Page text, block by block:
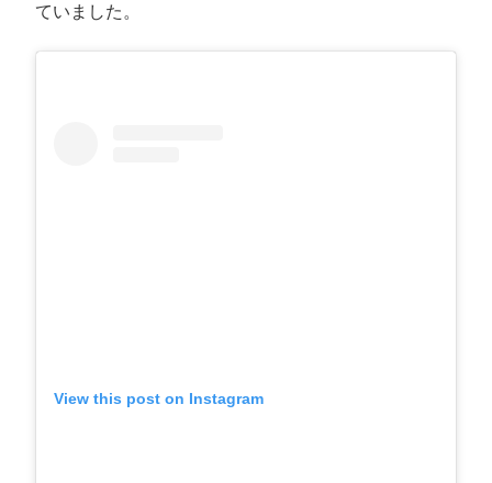
ていました。
View this post on Instagram